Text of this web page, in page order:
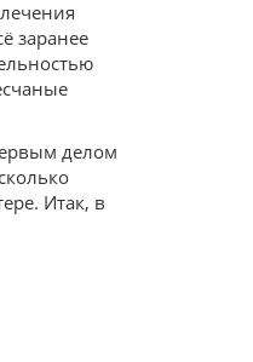
заранее
делом
Итак, в